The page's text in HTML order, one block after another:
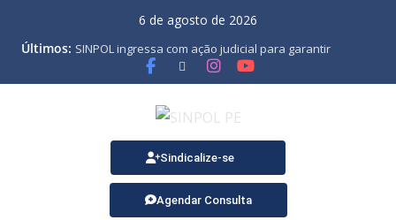
6 de agosto de 2026
Últimos: SINPOL ingressa com ação judicial para garantir
pagamento do PJES atrasado
ASSEMBLEIA GERAL ORDINÁRIA
MINUTA DA LEI ORGÂNICA
Nota de Pesar sobre o falecimento de Gonçalo, um dos
fundadores do SINPOL
SINPOL e CAMPOL promovem 2º Curso de Tiro Policial,
no dia 9 de outubro
Sindicalize-se
Agendar Consulta